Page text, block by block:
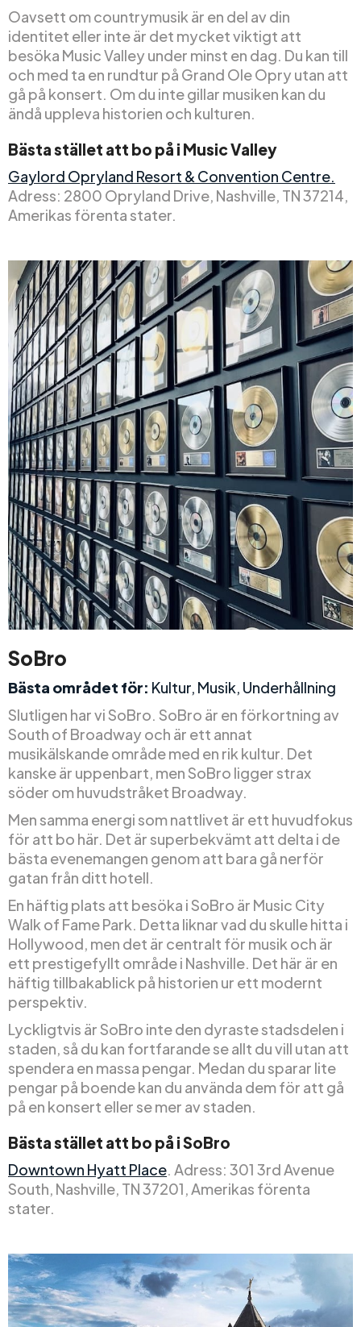
Oavsett om countrymusik är en del av din
identitet eller inte är det mycket viktigt att
besöka Music Valley under minst en dag. Du kan till
och med ta en rundtur på Grand Ole Opry utan att
gå på konsert. Om du inte gillar musiken kan du
ändå uppleva historien och kulturen.
Bästa stället att bo på i Music Valley
Gaylord Opryland Resort & Convention Centre.
Adress: 2800 Opryland Drive, Nashville, TN 37214,
Amerikas förenta stater.
SoBro
Bästa området för: Kultur, Musik, Underhållning
Slutligen har vi SoBro. SoBro är en förkortning av
South of Broadway och är ett annat
musikälskande område med en rik kultur. Det
kanske är uppenbart, men SoBro ligger strax
söder om huvudstråket Broadway.
Men samma energi som nattlivet är ett huvudfokus
för att bo här. Det är superbekvämt att delta i de
bästa evenemangen genom att bara gå nerför
gatan från ditt hotell.
En häftig plats att besöka i SoBro är Music City
Walk of Fame Park. Detta liknar vad du skulle hitta i
Hollywood, men det är centralt för musik och är
ett prestigefyllt område i Nashville. Det här är en
häftig tillbakablick på historien ur ett modernt
perspektiv.
Lyckligtvis är SoBro inte den dyraste stadsdelen i
staden, så du kan fortfarande se allt du vill utan att
spendera en massa pengar. Medan du sparar lite
pengar på boende kan du använda dem för att gå
på en konsert eller se mer av staden.
Bästa stället att bo på i SoBro
Downtown Hyatt Place. Adress: 301 3rd Avenue
South, Nashville, TN 37201, Amerikas förenta
stater.